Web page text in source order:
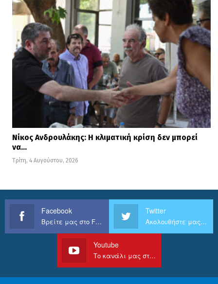
Νίκος Ανδρουλάκης: Η κλιματική κρίση δεν μπορεί
να…
Τρίτη, 4 Αυγούστου, 2026
Facebook
Βρείτε μας στο Facebook
Twitter
Ακολουθήστε μας στο Twitter
Youtube
Το κανάλι μας στο Youtube